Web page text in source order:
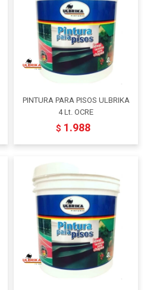
PINTURA PARA PISOS ULBRIKA
4 Lt. OCRE
$ 1.988